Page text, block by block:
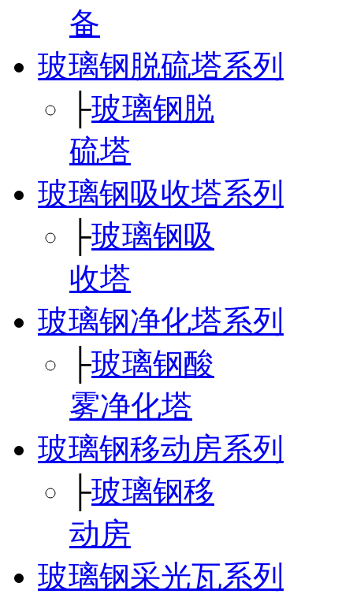
备
玻璃钢脱硫塔系列
├玻璃钢脱
硫塔
玻璃钢吸收塔系列
├玻璃钢吸
收塔
玻璃钢净化塔系列
├玻璃钢酸
雾净化塔
玻璃钢移动房系列
├玻璃钢移
动房
玻璃钢采光瓦系列